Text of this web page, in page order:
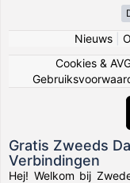
Nieuws|
Cookies &
Gratis Zweeds
Verbindingen
Hej! Welkom bij